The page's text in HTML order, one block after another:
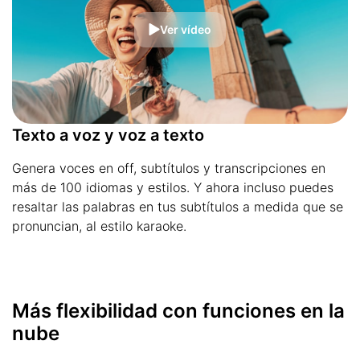
Ver vídeo
Texto a voz y voz a texto
Genera voces en off, subtítulos y transcripciones en
más de 100 idiomas y estilos. Y ahora incluso puedes
resaltar las palabras en tus subtítulos a medida que se
pronuncian, al estilo karaoke.
Más flexibilidad con funciones en la
nube